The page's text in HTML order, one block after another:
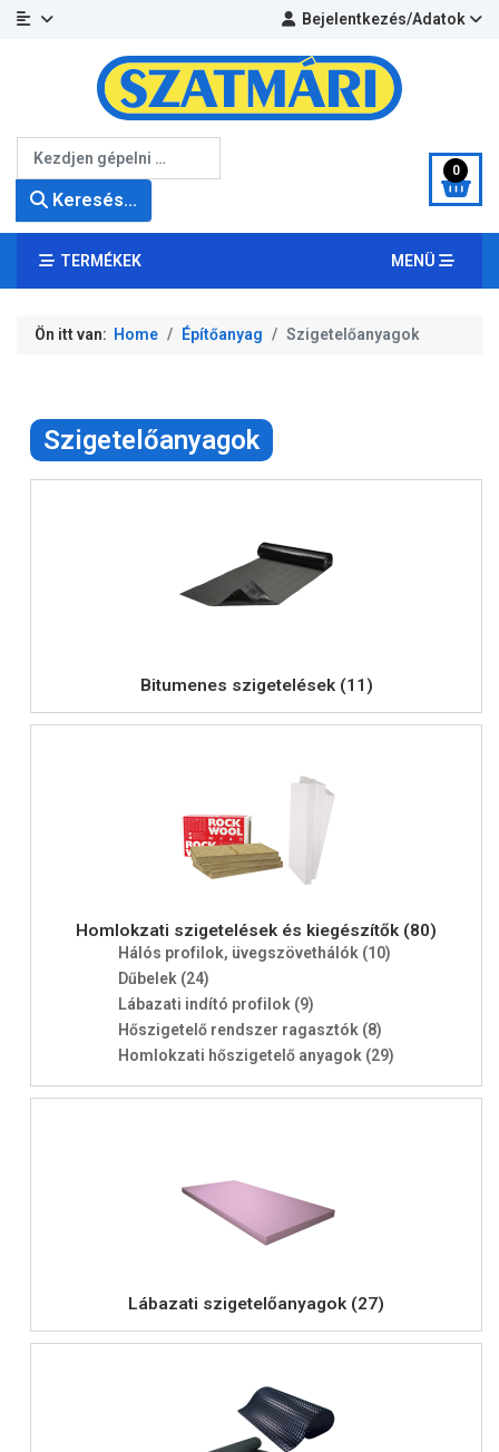
Bejelentkezés/Adatok
Keresés...
0
TERMÉKEK MENÜ
Ön itt van: Home Építőanyag Szigetelőanyagok
Szigetelőanyagok
Bitumenes szigetelések (11)
Homlokzati szigetelések és kiegészítők (80)
Hálós profilok, üvegszövethálók (10)
Dűbelek (24)
Lábazati indító profilok (9)
Hőszigetelő rendszer ragasztók (8)
Homlokzati hőszigetelő anyagok (29)
Lábazati szigetelőanyagok (27)